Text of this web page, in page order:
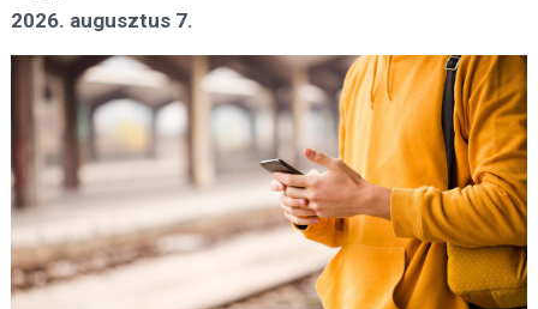
2026. augusztus 7.